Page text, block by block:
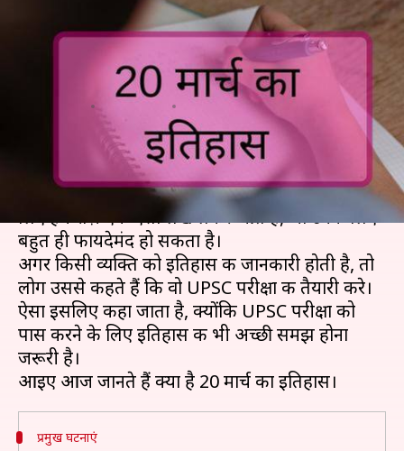
आज का इतिहास: जानें 20 मार्च की
कुछ प्रमुख घटनाएं, बढ़ाएं अपनी
जनरल नॉलेज
UPSC और अन्य सरकारी नौकरी की तैयारी करने वालों के
लिए हम रोज़ एक ऐसा लेख लेकर आते हैं, जो उनके लिए
बहुत ही फायदेमंद हो सकता है।
अगर किसी व्यक्ति को इतिहास की जानकारी होती है, तो
लोग उससे कहते हैं कि वो UPSC परीक्षा की तैयारी करे।
ऐसा इसलिए कहा जाता है, क्योंकि UPSC परीक्षा को
पास करने के लिए इतिहास की भी अच्छी समझ होना
जरूरी है।
प्रमुख घटनाएं